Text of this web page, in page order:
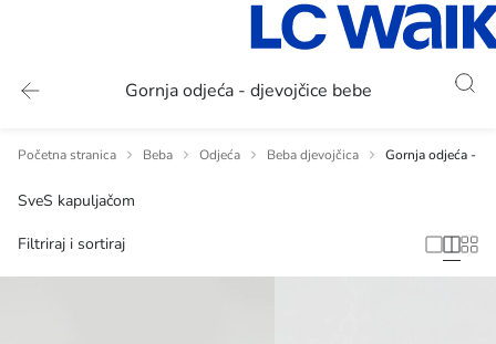
Gornja odjeća - djevojčice bebe
Početna stranica Beba Odjeća Beba djevojčica Gornja odjeća -
SveS kapuljačom
Filtriraj i sortiraj